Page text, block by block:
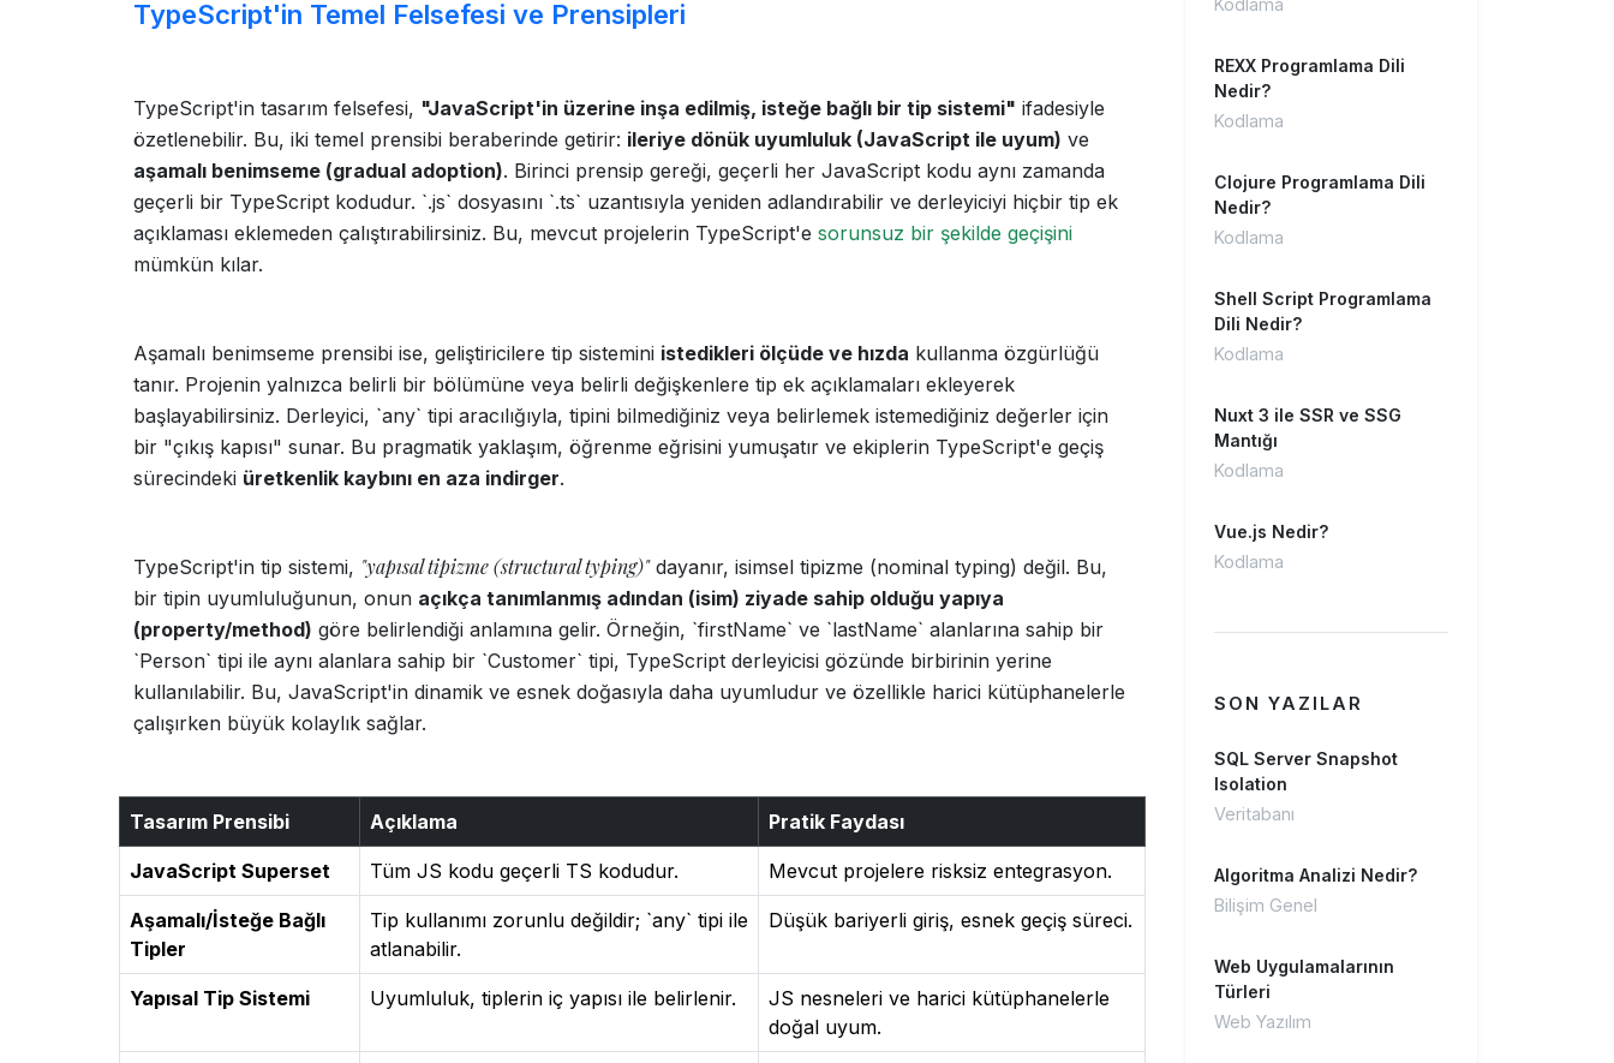
TypeScript'in Temel Felsefesi ve Prensipleri
TypeScript'in tasarım felsefesi, "JavaScript'in üzerine inşa edilmiş, isteğe bağlı bir tip sistemi" ifadesiyle
özetlenebilir. Bu, iki temel prensibi beraberinde getirir: ileriye dönük uyumluluk (JavaScript ile uyum) ve
aşamalı benimseme (gradual adoption). Birinci prensip gereği, geçerli her JavaScript kodu aynı zamanda
geçerli bir TypeScript kodudur. `.js` dosyasını `.ts` uzantısıyla yeniden adlandırabilir ve derleyiciyi hiçbir tip ek
açıklaması eklemeden çalıştırabilirsiniz. Bu, mevcut projelerin TypeScript'e sorunsuz bir şekilde geçişini
mümkün kılar.
Aşamalı benimseme prensibi ise, geliştiricilere tip sistemini istedikleri ölçüde ve hızda kullanma özgürlüğü
tanır. Projenin yalnızca belirli bir bölümüne veya belirli değişkenlere tip ek açıklamaları ekleyerek
başlayabilirsiniz. Derleyici, `any` tipi aracılığıyla, tipini bilmediğiniz veya belirlemek istemediğiniz değerler için
bir "çıkış kapısı" sunar. Bu pragmatik yaklaşım, öğrenme eğrisini yumuşatır ve ekiplerin TypeScript'e geçiş
sürecindeki üretkenlik kaybını en aza indirger.
TypeScript'in tip sistemi, "yapısal tipizme (structural typing)"dayanır, isimsel tipizme (nominal typing) değil. Bu,
bir tipin uyumluluğunun, onun açıkça tanımlanmış adından (isim) ziyade sahip olduğu yapıya
(property/method) göre belirlendiği anlamına gelir. Örneğin, `firstName` ve `lastName` alanlarına sahip bir
`Person` tipi ile aynı alanlara sahip bir `Customer` tipi, TypeScript derleyicisi gözünde birbirinin yerine
kullanılabilir. Bu, JavaScript'in dinamik ve esnek doğasıyla daha uyumludur ve özellikle harici kütüphanelerle
çalışırken büyük kolaylık sağlar.
Tasarım Prensibi Açıklama Pratik Faydası
JavaScript Superset Tüm JS kodu geçerli TS kodudur. Mevcut projelere risksiz entegrasyon.
Aşamalı/İsteğe Bağlı
Tipler
Tip kullanımı zorunlu değildir; `any` tipi ile
atlanabilir.
Düşük bariyerli giriş, esnek geçiş süreci.
Yapısal Tip Sistemi Uyumluluk, tiplerin iç yapısı ile belirlenir.
JS nesneleri ve harici kütüphanelerle
doğal uyum.
Kodlama
REXX Programlama Dili
Nedir?
Kodlama
Clojure Programlama Dili
Nedir?
Kodlama
Shell Script Programlama
Dili Nedir?
Kodlama
Nuxt 3 ile SSR ve SSG
Mantığı
Kodlama
Vue.js Nedir?
Kodlama
SON YAZILAR
SQL Server Snapshot
Isolation
Veritabanı
Algoritma Analizi Nedir?
Bilişim Genel
Web Uygulamalarının
Türleri
Web Yazılım